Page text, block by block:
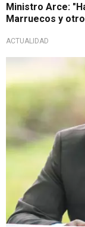
Ministro Arce:
Marruecos y
ACTUALIDAD